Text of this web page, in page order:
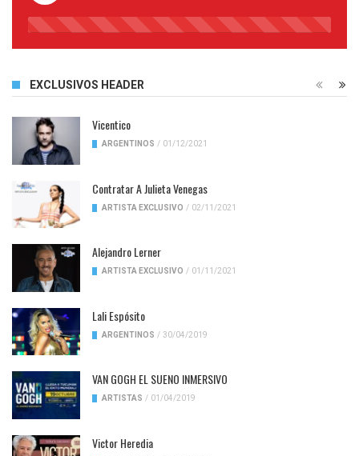
45%
EXCLUSIVOS HEADER
Vicentico
ARGENTINOS / 01/12/2021
Contratar A Julieta Venegas
ARTISTA EXCLUSIVO / 02/11/2021
Alejandro Lerner
ARTISTA EXCLUSIVO / 01/11/2021
Lali Espósito
ARGENTINOS / 30/04/2019
VAN GOGH EL SUENO INMERSIVO
ARTISTAS / 01/04/2019
Victor Heredia